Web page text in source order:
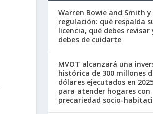
Warren Bowie and Smith y
regulación: qué respalda
licencia, qué debes revisar
debes de cuidarte
MVOT alcanzará una
histórica de 300 millones
dólares ejecutados en
para atender hogares con
precariedad socio-